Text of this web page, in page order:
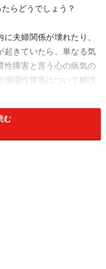
らどうでしょう？
夫婦関係が壊れたり、
起きていたら、単なる気
性障害と言う心の病気の
循環性障害について解説
フチェック
む